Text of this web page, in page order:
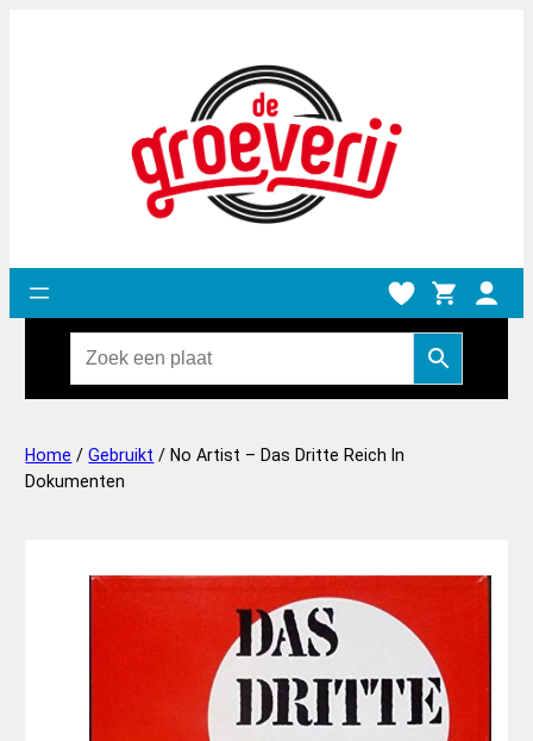
Home /Gebruikt / No Artist – Das Dritte Reich In
Dokumenten